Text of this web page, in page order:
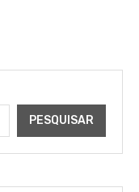
PESQUISAR